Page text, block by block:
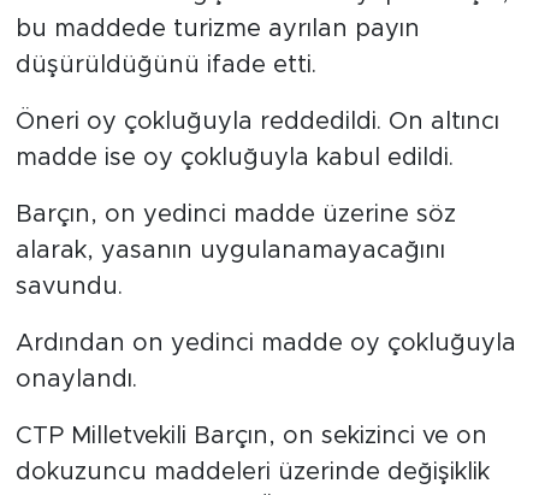
bu maddede turizme ayrılan payın
düşürüldüğünü ifade etti.
Öneri oy çokluğuyla reddedildi. On altıncı
madde ise oy çokluğuyla kabul edildi.
Barçın, on yedinci madde üzerine söz
alarak, yasanın uygulanamayacağını
savundu.
Ardından on yedinci madde oy çokluğuyla
onaylandı.
CTP Milletvekili Barçın, on sekizinci ve on
dokuzuncu maddeleri üzerinde değişiklik